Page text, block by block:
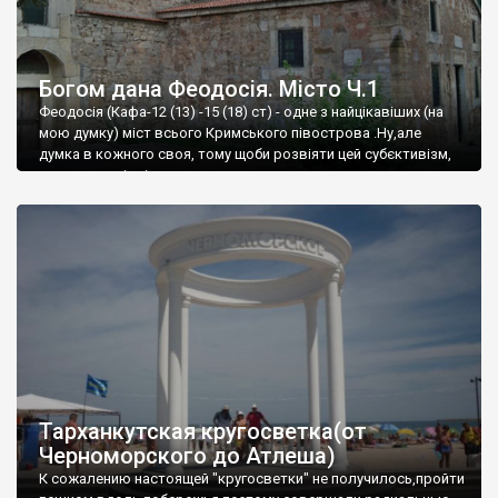
Богом дана Феодосія. Місто Ч.1
Феодосія (Кафа-12 (13) -15 (18) ст) - одне з найцікавіших (на
мою думку) міст всього Кримського півострова .Ну,але
думка в кожного своя, тому щоби розвіяти цей субєктивізм,
запрошую відвідати це
Тарханкутская кругосветка(от
Черноморского до Атлеша)
К сожалению настоящей "кругосветки" не получилось,пройти